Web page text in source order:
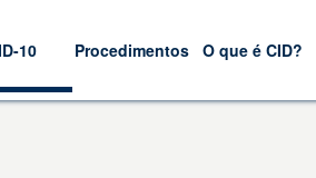
10 Procedimentos O que é CID?